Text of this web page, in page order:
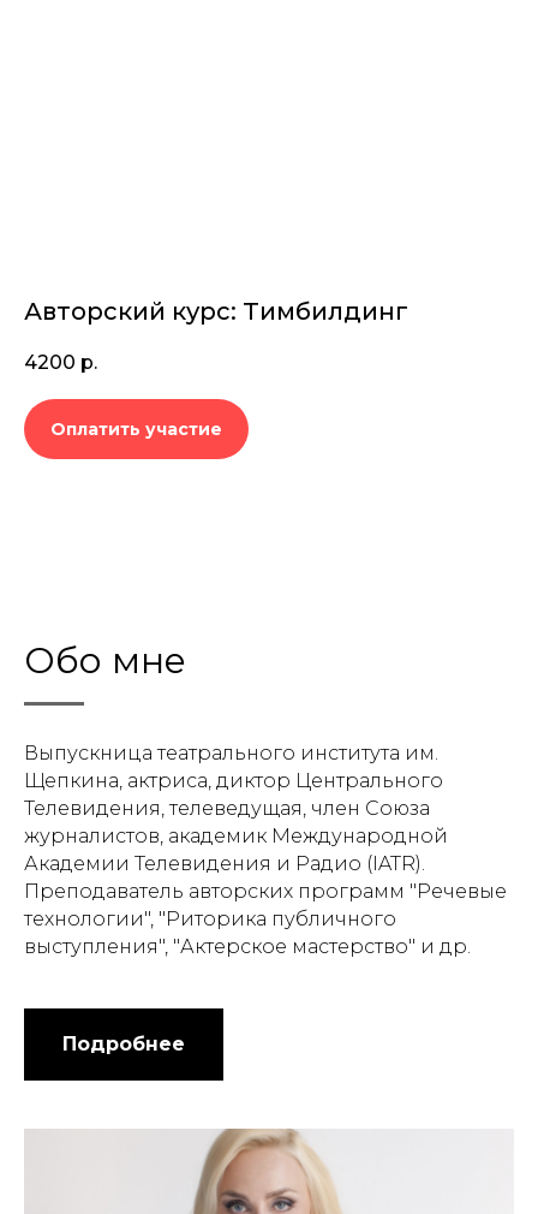
Авторский курс: Тимбилдинг
4200 р.
Оплатить участие
Обо мне
Выпускница театрального института им.
Щепкина, актриса, диктор Центрального
Телевидения, телеведущая, член Союза
журналистов, академик Международной
Академии Телевидения и Радио (IATR).
Преподаватель авторских программ "Речевые
технологии", "Риторика публичного
выступления", "Актерское мастерство" и др.
Подробнее